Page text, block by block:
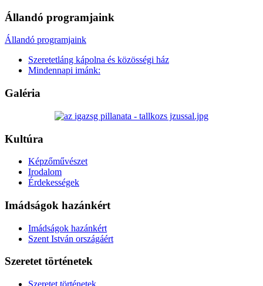
Állandó programjaink
Állandó programjaink
Szeretetláng kápolna és közösségi ház
Mindennapi imánk:
Galéria
Kultúra
Képzőművészet
Irodalom
Érdekességek
Imádságok hazánkért
Imádságok hazánkért
Szent István országáért
Szeretet történetek
Szeretet történetek